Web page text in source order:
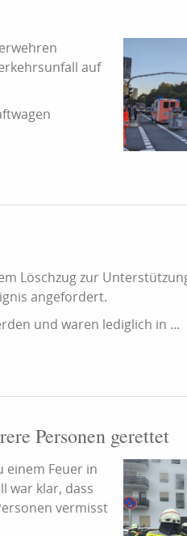
auf
Löschzug zur
angefordert.
und waren lediglich in ...
Personen gerettet
einem Feuer in
war klar, dass
vermisst